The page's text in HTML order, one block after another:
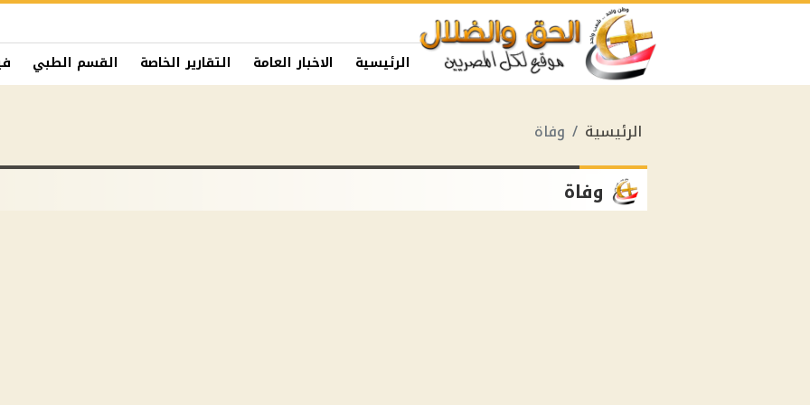
الرئيسية الاخبار العامة التقارير الخاصة القسم الطبي
الرئيسية وفاة
وفاة